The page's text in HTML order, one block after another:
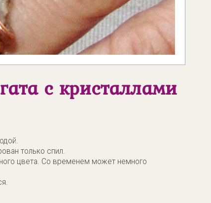
с кристаллами
только спил.
цвета. Со временем может немного